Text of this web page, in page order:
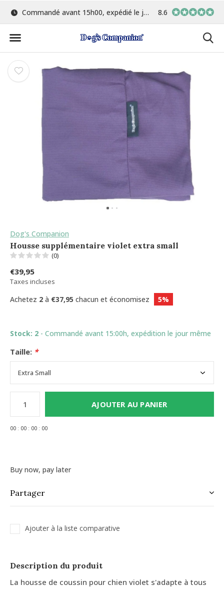
Commandé avant 15h00, expédié le jour même Le plus grand choix de
8.6
Dog's Companion
Housse supplémentaire violet extra small
(0)
€39,95
Taxes incluses
Achetez 2 à €37,95 chacun et économisez 5%
Stock: 2 - Commandé avant 15:00h, expédition le jour même
Taille: *
AJOUTER AU PANIER
00 : 00 : 00 : 00
Buy now, pay later
Partager
Ajouter à la liste comparative
Description du produit
La housse de coussin pour chien violet s'adapte à tous